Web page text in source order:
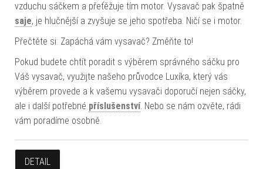
vzduchu sáčkem a přeťěžuje tím motor. Vysavač pak špatně
saje, je hlučnější a zvyšuje se jeho spotřeba. Ničí se i motor.
Přečtěte si: Zapáchá vám vysavač? Změňte to!
Pokud budete chtít poradit s výběrem správného sáčku pro
Váš vysavač, využijte našeho průvodce Luxíka, který vás
výběrem provede a k vašemu vysavači doporučí nejen sáčky,
ale i další potřebné příslušenství. Nebo se nám ozvěte, rádi
vám poradíme osobně.
DETAIL